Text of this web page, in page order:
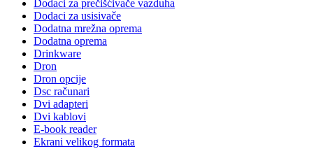
Dodaci za prečišćivače vazduha
Dodaci za usisivače
Dodatna mrežna oprema
Dodatna oprema
Drinkware
Dron
Dron opcije
Dsc računari
Dvi adapteri
Dvi kablovi
E-book reader
Ekrani velikog formata